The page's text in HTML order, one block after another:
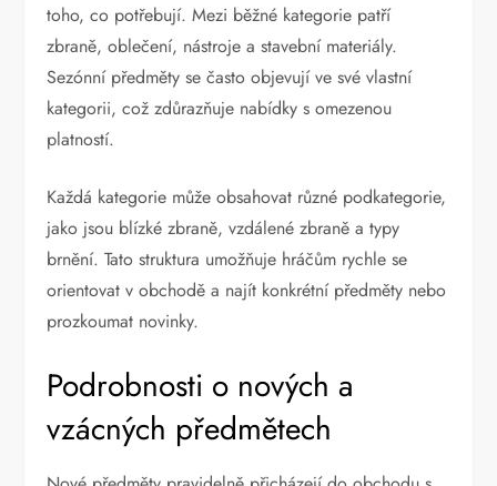
toho, co potřebují. Mezi běžné kategorie patří
zbraně, oblečení, nástroje a stavební materiály.
Sezónní předměty se často objevují ve své vlastní
kategorii, což zdůrazňuje nabídky s omezenou
platností.
Každá kategorie může obsahovat různé podkategorie,
jako jsou blízké zbraně, vzdálené zbraně a typy
brnění. Tato struktura umožňuje hráčům rychle se
orientovat v obchodě a najít konkrétní předměty nebo
prozkoumat novinky.
Podrobnosti o nových a
vzácných předmětech